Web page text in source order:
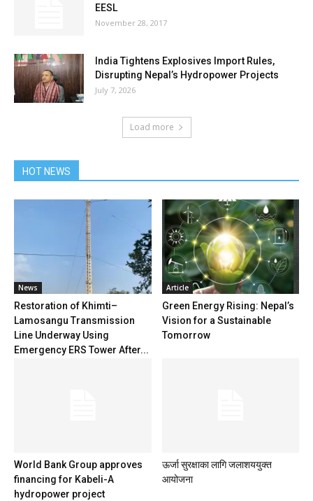
EESL
November 28, 2017
India Tightens Explosives Import Rules,
Disrupting Nepal’s Hydropower Projects
July 7, 2026
Load more
HOT NEWS
News
Restoration of Khimti–
Lamosangu Transmission
Line Underway Using
Emergency ERS Tower After...
Article
Green Energy Rising: Nepal’s
Vision for a Sustainable
Tomorrow
World Bank Group approves
financing for Kabeli-A
hydropower project
ऊर्जा सुरक्षाका लागि जलाशययुक्त
आयोजना